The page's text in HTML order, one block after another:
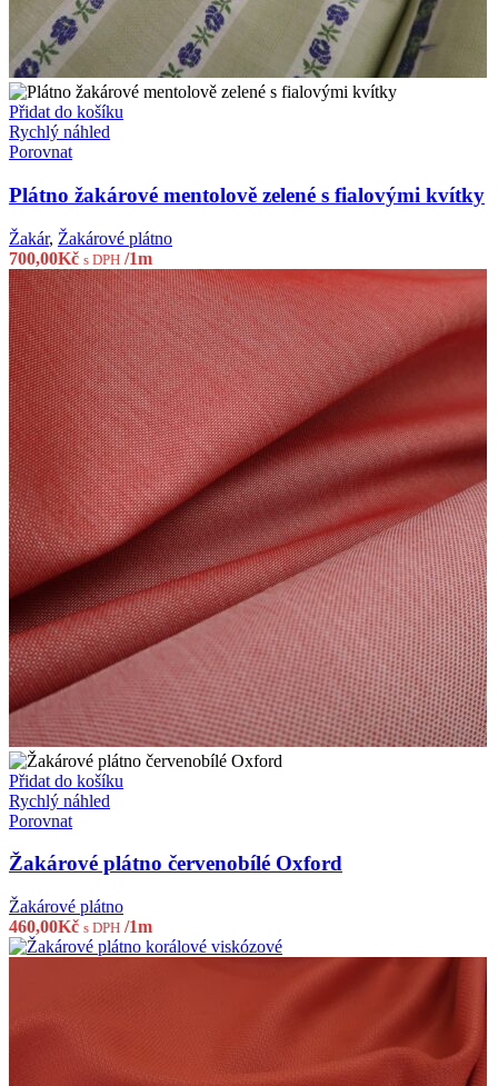
Přidat do košíku
Rychlý náhled
Porovnat
Plátno žakárové mentolově zelené s fialovými kvítky
Žakár, Žakárové plátno
700,00Kč s DPH /1m
Přidat do košíku
Rychlý náhled
Porovnat
Žakárové plátno červenobílé Oxford
Žakárové plátno
460,00Kč s DPH /1m